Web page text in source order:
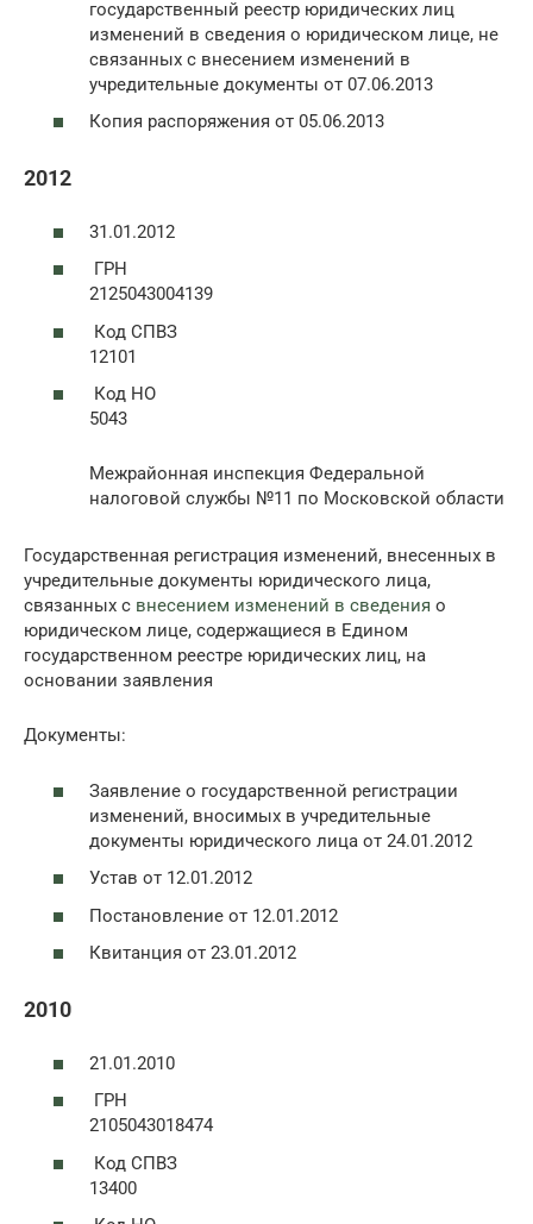
государственный реестр юридических лиц
изменений в сведения о юридическом лице, не
связанных с внесением изменений в
учредительные документы от 07.06.2013
Копия распоряжения от 05.06.2013
2012
31.01.2012
ГРН
2125043004139
Код СПВЗ
12101
Код НО
5043
Межрайонная инспекция Федеральной
налоговой службы №11 по Московской области
Государственная регистрация изменений, внесенных в
учредительные документы юридического лица,
связанных с внесением изменений в сведения о
юридическом лице, содержащиеся в Едином
государственном реестре юридических лиц, на
основании заявления
Документы:
Заявление о государственной регистрации
изменений, вносимых в учредительные
документы юридического лица от 24.01.2012
Устав от 12.01.2012
Постановление от 12.01.2012
Квитанция от 23.01.2012
2010
21.01.2010
ГРН
2105043018474
Код СПВЗ
13400